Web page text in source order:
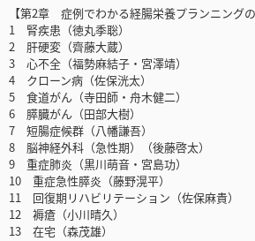
【第2章 症例でわかる経腸栄養プランニングの
1 腎疾患（徳丸季聡）
2 肝硬変（齊藤大蔵）
3 心不全（福勢麻結子・宮澤靖）
4 クローン病（佐保洸太）
5 食道がん（寺田師・舟木健二）
6 膵臓がん（田部大樹）
7 短腸症候群（八幡謙吾）
8 脳神経外科（急性期）（後藤啓太）
9 重症肺炎（黒川萌音・宮島功）
10 重症急性膵炎（藤野滉平）
11 回復期リハビリテーション（佐保麻貴）
12 褥瘡（小川晴久）
13 在宅（森茂雄）